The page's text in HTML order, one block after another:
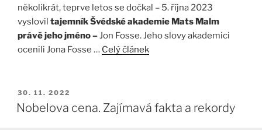
několikrát, teprve letos se dočkal – 5. října 2023
vyslovil tajemník Švédské akademie Mats Malm
právě jeho jméno –Jon Fosse. Jeho slovy akademici
ocenili Jona Fosse … Celý článek
PUBLIKOVÁNO
30. 11. 2022
Nobelova cena. Zajímavá fakta a rekordy